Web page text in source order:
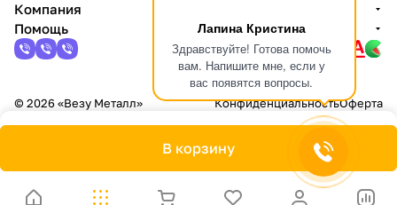
Лапина Кристина
Здравствуйте! Готова помочь
вам. Напишите мне, если у
вас появятся вопросы.
В корзину
Компания
Помощь
© 2026 «Везу Металл» КонфиденциальностьОферта